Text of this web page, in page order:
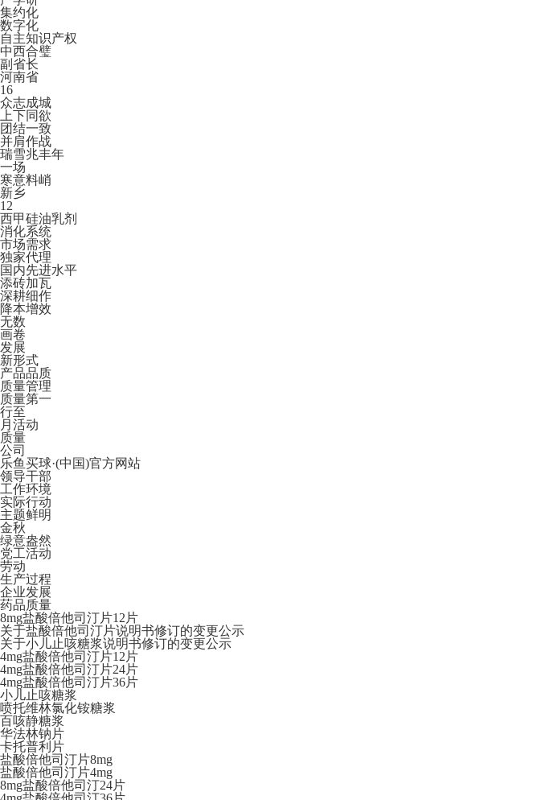
集约化
数字化
自主知识产权
中西合璧
副省长
河南省
16
众志成城
上下同欲
团结一致
并肩作战
瑞雪兆丰年
一场
寒意料峭
新乡
12
西甲硅油乳剂
消化系统
市场需求
独家代理
国内先进水平
添砖加瓦
深耕细作
降本增效
无数
画卷
发展
新形式
产品品质
质量管理
质量第一
行至
月活动
质量
公司
乐鱼买球·(中国)官方网站
领导干部
工作环境
实际行动
主题鲜明
金秋
绿意盎然
党工活动
劳动
生产过程
企业发展
药品质量
8mg盐酸倍他司汀片12片
关于盐酸倍他司汀片说明书修订的变更公示
关于小儿止咳糖浆说明书修订的变更公示
4mg盐酸倍他司汀片12片
4mg盐酸倍他司汀片24片
4mg盐酸倍他司汀片36片
小儿止咳糖浆
喷托维林氯化铵糖浆
百咳静糖浆
华法林钠片
卡托普利片
盐酸倍他司汀片8mg
盐酸倍他司汀片4mg
8mg盐酸倍他司汀24片